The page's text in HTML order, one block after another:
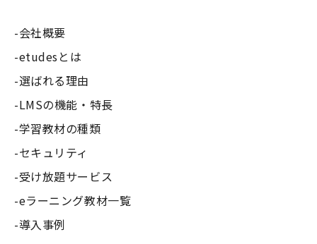
会社概要
etudesとは
選ばれる理由
LMSの機能・特長
学習教材の種類
セキュリティ
受け放題サービス
eラーニング教材一覧
導入事例